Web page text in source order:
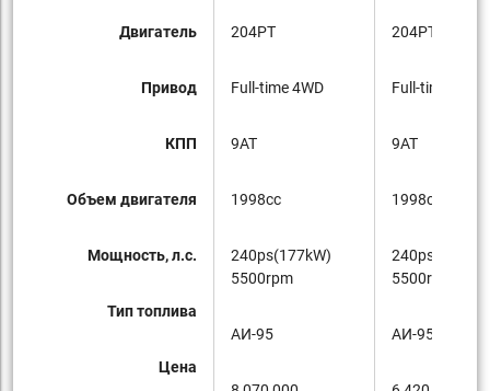
Двигатель
Привод
КПП
Объем двигателя
Мощность, л.с.
Тип топлива
Цена
204PT
Full-time 4WD
9AT
1998cc
240ps(177kW)
5500rpm
AИ-95
204PT
Full-time 4WD
9AT
1998cc
5500rpm
AИ-95